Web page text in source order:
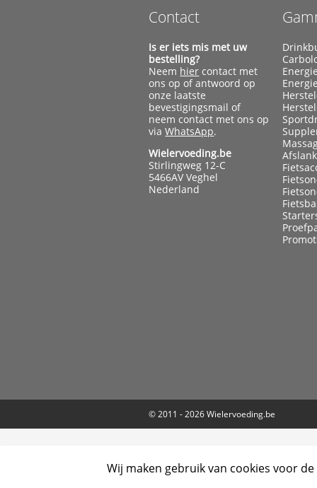
Contact
Is er iets mis met uw
bestelling?
Neem hier contact met
ons op of antwoord op
onze laatste
bevestigingsmail of
neem contact met ons op
viaWhatsApp.
Wielervoeding.be
Stirlingweg 12-C
5466AV Veghel
Nederland
© 2011 - 2026Wielervoeding.be
Wij maken gebruik van cookies voor